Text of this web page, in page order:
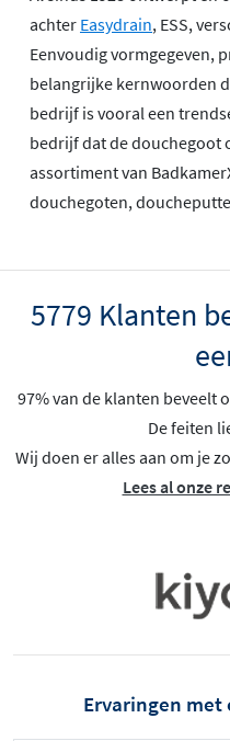
achter Easydrain, ESS,
Eenvoudig vormgegeven,
belangrijke kernwoorden
bedrijf is vooral een
bedrijf dat de douchegoot
assortiment van
douchegoten,
5779 Klanten
97% van de klanten beveelt
De feiten
Wij doen er alles aan om je
Lees al onze
Ervaringen met